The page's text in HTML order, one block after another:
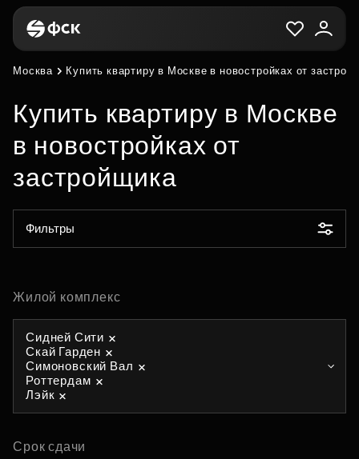
Москва Купить квартиру в Москве в новостройках от
Купить квартиру в Москве
в новостройках от
застройщика
Фильтры
Жилой комплекс
Сидней Сити
Скай Гарден
Симоновский Вал
Роттердам
Лэйк
Срок сдачи